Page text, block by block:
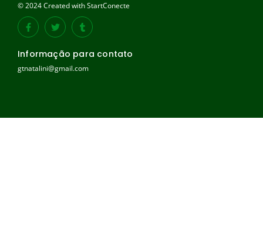
© 2024 Created with StartConecte
Informação para contato
gtnatalini@gmail.com